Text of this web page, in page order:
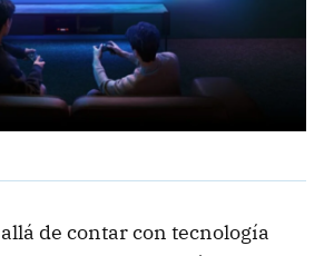
de contar con tecnología